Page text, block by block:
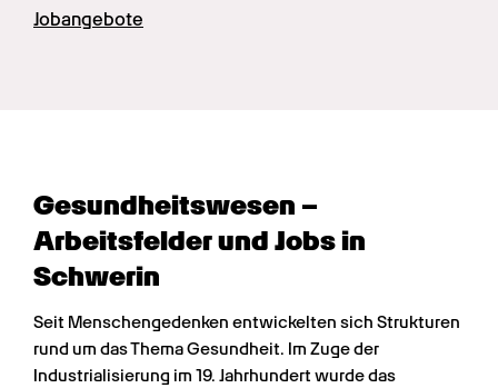
Jobangebote
Gesundheits­wesen –
Arbeitsfelder und Jobs in
Schwerin
Seit Menschengedenken entwickelten sich Strukturen
rund um das Thema Gesundheit. Im Zuge der
Industrialisierung im 19. Jahrhundert wurde das